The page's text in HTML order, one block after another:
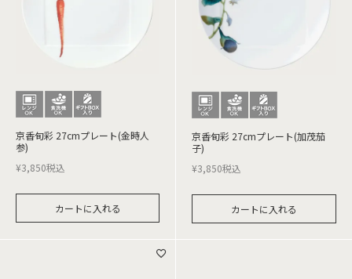
京香旬彩 27cmプレート(金時人
参)
¥3,850税込
カートに入れる
京香旬彩 27cmプレート(加茂茄
子)
¥3,850税込
カートに入れる